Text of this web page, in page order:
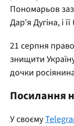
Пономарьов
Дар'я Дугіна, і
21 серпня
знищити
дочки
Посилання
У своєму